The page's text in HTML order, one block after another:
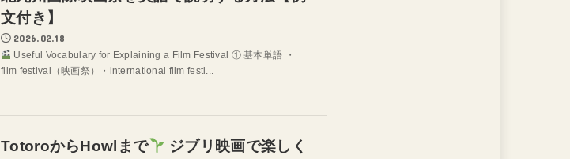
文付き】
2026.02.18
Useful Vocabulary for Explaining a Film Festival ① 基本単語 ・
film festival（映画祭）・international film festi...
TotoroからHowlまで
ジブリ映画で楽しく